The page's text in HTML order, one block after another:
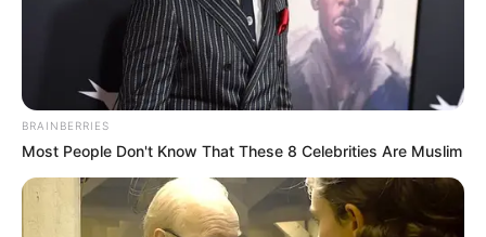
BRAINBERRIES
Most People Don't Know That These 8 Celebrities Are Muslim